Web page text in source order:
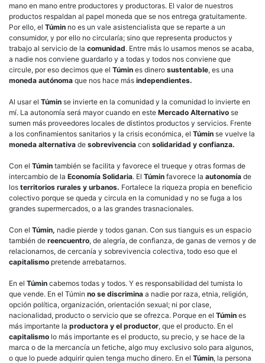
mano en mano entre productores y productoras. El valor de nuestros
productos respaldan al papel moneda que se nos entrega gratuitamente.
Por ello, el Túmin no es un vale asistencialista que se reparte a un
consumidor, y por ello no circularía; sino que representa productos y
trabajo al servicio de la comunidad. Entre más lo usamos menos se acaba,
a nadie nos conviene guardarlo y a todas y todos nos conviene que
circule, por eso decimos que el Túmin es dinero sustentable, es una
moneda autónoma que nos hace más independientes.
Al usar el Túmin se invierte en la comunidad y la comunidad lo invierte en
mí. La autonomía será mayor cuando en este Mercado Alternativo se
sumen más proveedores locales de distintos productos y servicios. Frente
a los confinamientos sanitarios y la crisis económica, el Túmin se vuelve la
moneda alternativa de sobrevivencia con solidaridad y confianza.
Con el Túmin también se facilita y favorece el trueque y otras formas de
intercambio de la Economía Solidaria. El Túmin favorece la autonomía de
los territorios rurales y urbanos. Fortalece la riqueza propia en beneficio
colectivo porque se queda y circula en la comunidad y no se fuga a los
grandes supermercados, o a las grandes trasnacionales.
Con el Túmin, nadie pierde y todos ganan. Con sus tianguis es un espacio
también de reencuentro, de alegría, de confianza, de ganas de vernos y de
relacionarnos, de cercanía y sobrevivencia colectiva, todo eso que el
capitalismo pretende arrebatarnos.
En el Túmin cabemos todas y todos. Y es responsabilidad del tumista lo
que vende. En el Túmin no se discrimina a nadie por raza, etnia, religión,
opción política, organización, orientación sexual; ni por clase,
nacionalidad, producto o servicio que se ofrezca. Porque en el Túmin es
más importante la productora y el productor, que el producto. En el
capitalismo lo más importante es el producto, su precio, y se hace de la
marca o de la mercancía un fetiche, algo muy exclusivo solo para algunos,
o que lo puede adquirir quien tenga mucho dinero. En el Túmin, la persona